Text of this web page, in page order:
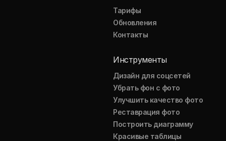
Тарифы
Обновления
Контакты
Инструменты
Дизайн для соцсетей
Убрать фон с фото
Улучшить качество фото
Реставрация фото
Построить диаграмму
Красивые таблицы